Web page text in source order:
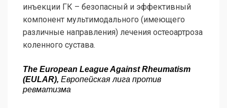
инъекции ГК – безопасный и эффективный
компонент мультимодального (имеющего
различные направления) лечения остеоартроза
коленного сустава.
The European League Against Rheumatism
(EULAR), Европейская лига против
ревматизма